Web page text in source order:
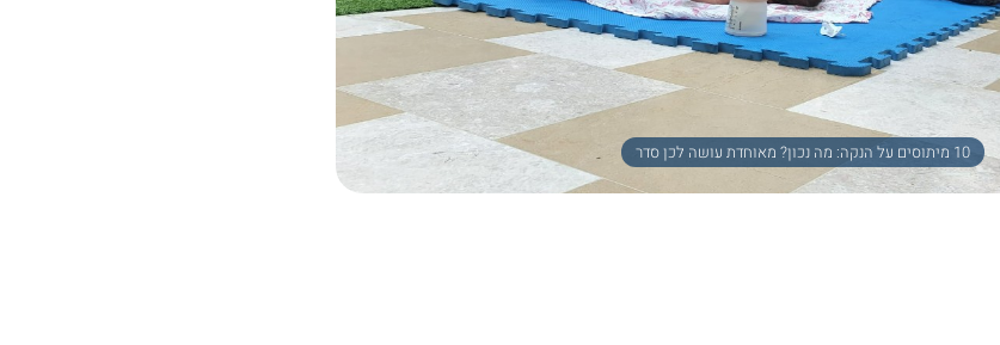
10 מיתוסים על הנקה: מה נכון? מאוחדת עושה לכן סדר